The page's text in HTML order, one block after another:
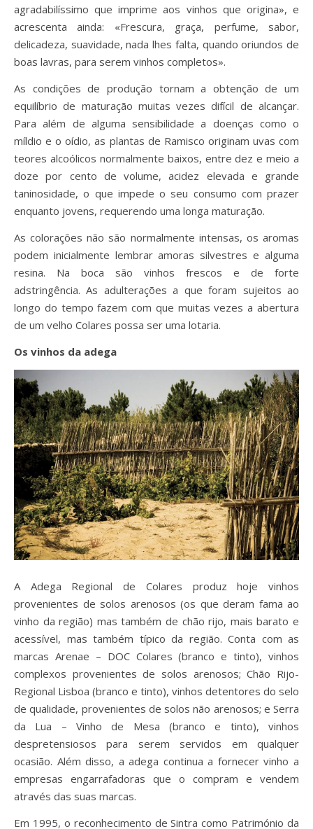
agradabilíssimo que imprime aos vinhos que origina», e
acrescenta ainda: «Frescura, graça, perfume, sabor,
delicadeza, suavidade, nada lhes falta, quando oriundos de
boas lavras, para serem vinhos completos».
As condições de produção tornam a obtenção de um
equilíbrio de maturação muitas vezes difícil de alcançar.
Para além de alguma sensibilidade a doenças como o
míldio e o oídio, as plantas de Ramisco originam uvas com
teores alcoólicos normalmente baixos, entre dez e meio a
doze por cento de volume, acidez elevada e grande
taninosidade, o que impede o seu consumo com prazer
enquanto jovens, requerendo uma longa maturação.
As colorações não são normalmente intensas, os aromas
podem inicialmente lembrar amoras silvestres e alguma
resina. Na boca são vinhos frescos e de forte
adstringência. As adulterações a que foram sujeitos ao
longo do tempo fazem com que muitas vezes a abertura
de um velho Colares possa ser uma lotaria.
Os vinhos da adega
A Adega Regional de Colares produz hoje vinhos
provenientes de solos arenosos (os que deram fama ao
vinho da região) mas também de chão rijo, mais barato e
acessível, mas também típico da região. Conta com as
marcas Arenae – DOC Colares (branco e tinto), vinhos
complexos provenientes de solos arenosos; Chão Rijo-
Regional Lisboa (branco e tinto), vinhos detentores do selo
de qualidade, provenientes de solos não arenosos; e Serra
da Lua – Vinho de Mesa (branco e tinto), vinhos
despretensiosos para serem servidos em qualquer
ocasião. Além disso, a adega continua a fornecer vinho a
empresas engarrafadoras que o compram e vendem
através das suas marcas.
Em 1995, o reconhecimento de Sintra como Património da